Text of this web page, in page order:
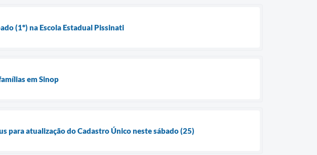
(1º) na Escola Estadual Pissinati
em Sinop
para atualização do Cadastro Único neste sábado (25)